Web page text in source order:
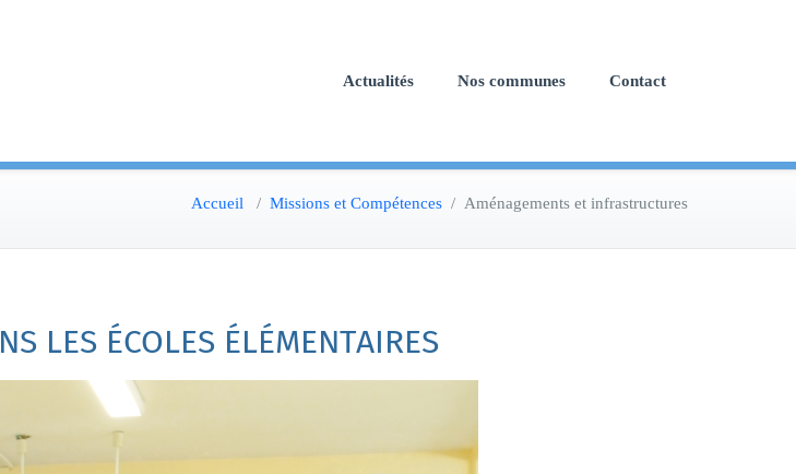
Actualités Nos communes Contact
Accueil / Missions et Compétences / Aménagements et infrastructures
LES ÉCOLES ÉLÉMENTAIRES